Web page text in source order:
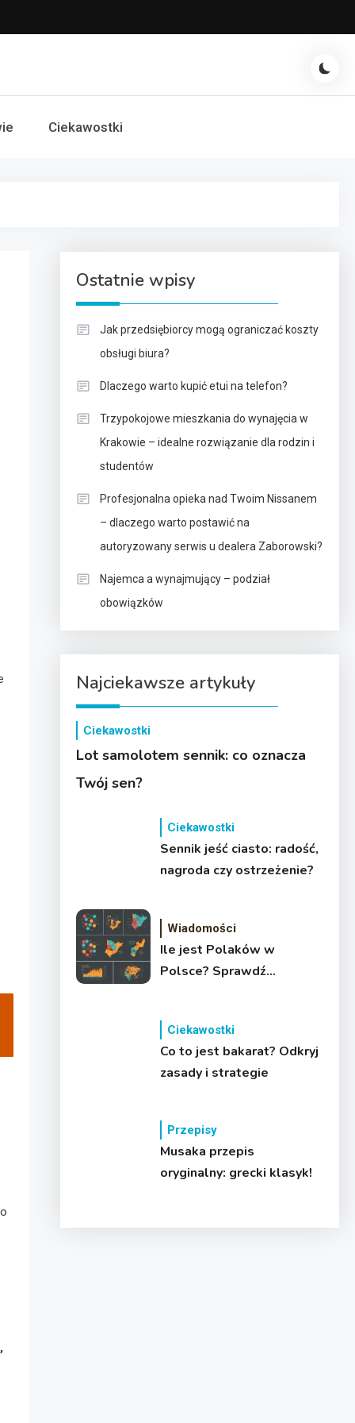
Ciekawostki
Ostatnie wpisy
Jak przedsiębiorcy mogą ograniczać koszty
obsługi biura?
Dlaczego warto kupić etui na telefon?
Trzypokojowe mieszkania do wynajęcia w
Krakowie – idealne rozwiązanie dla rodzin i
studentów
Profesjonalna opieka nad Twoim Nissanem
– dlaczego warto postawić na
autoryzowany serwis u dealera Zaborowski?
Najemca a wynajmujący – podział
obowiązków
Najciekawsze artykuły
Ciekawostki
Lot samolotem sennik: co oznacza
Twój sen?
Ciekawostki
Sennik jeść ciasto: radość,
nagroda czy ostrzeżenie?
Wiadomości
Ile jest Polaków w
Polsce? Sprawdź
Ciekawostki
Co to jest bakarat? Odkryj
zasady i strategie
Przepisy
Musaka przepis
oryginalny: grecki klasyk!